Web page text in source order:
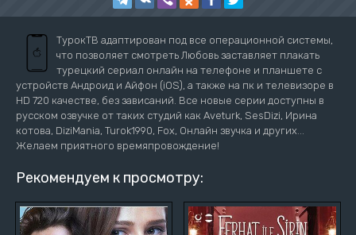
ТурокТВ адаптирован под все операционной системы,
что позволяет смотреть Любовь заставляет плакать
турецкий сериал онлайн на телефоне и планшете с
устройств Андроид и Айфон (iOS), а также на пк и телевизоре в
HD 720 качестве, без зависаний. Все новые серии доступны в
русском озвучке от таких студий как Aveturk, SesDizi, Ирина
котова, DiziMania, Turok1990, Fox, Онлайн звучка и других...
Желаем приятного времяпровождение!
Рекомендуем к просмотру: